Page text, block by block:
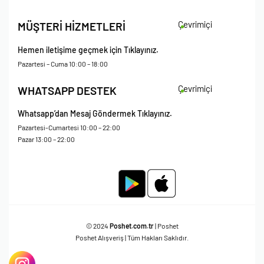
Çerez Politikası
Kişisel Verileri Koruma – Çerez ve Ticari İletişim Açık Rıza Metni
Mesafeli Satış Sözleşmesi
MÜŞTERİ HİZMETLERİ Çevrimiçi
Hemen iletişime geçmek için Tıklayınız.
Pazartesi – Cuma 10:00 – 18:00
WHATSAPP DESTEK Çevrimiçi
Whatsapp’dan Mesaj Göndermek Tıklayınız.
Pazartesi-Cumartesi 10:00 – 22:00
Pazar 13:00 – 22:00
© 2024 Poshet.com.tr| Poshet
Poshet Alışveriş | Tüm Hakları Saklıdır.